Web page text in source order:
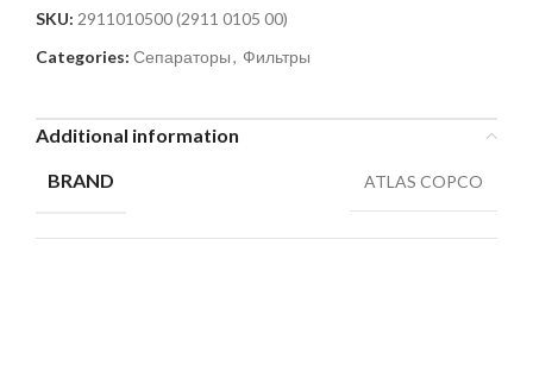
SKU: 2911010500 (2911 0105 00)
Categories: Сепараторы, Фильтры
Additional information
BRAND
ATLAS COPCO